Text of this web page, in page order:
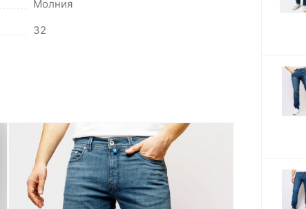
Молния
32